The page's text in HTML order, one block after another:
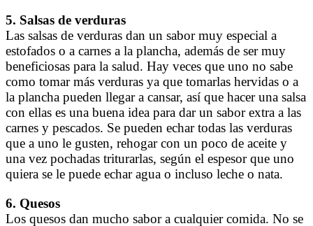
5. Salsas de verduras
Las salsas de verduras dan un sabor muy especial a
estofados o a carnes a la plancha, además de ser muy
beneficiosas para la salud. Hay veces que uno no sabe
como tomar más verduras ya que tomarlas hervidas o a
la plancha pueden llegar a cansar, así que hacer una salsa
con ellas es una buena idea para dar un sabor extra a las
carnes y pescados. Se pueden echar todas las verduras
que a uno le gusten, rehogar con un poco de aceite y
una vez pochadas triturarlas, según el espesor que uno
quiera se le puede echar agua o incluso leche o nata.
6. Quesos
Los quesos dan mucho sabor a cualquier comida. No se